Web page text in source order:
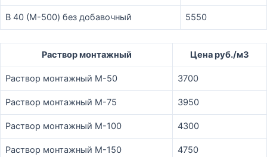
B 40 (М-500) без добавочный 5550
Раствор монтажный Цена руб./м3
Раствор монтажный М-50 3700
Раствор монтажный М-75 3950
Раствор монтажный М-100 4300
Раствор монтажный М-150 4750